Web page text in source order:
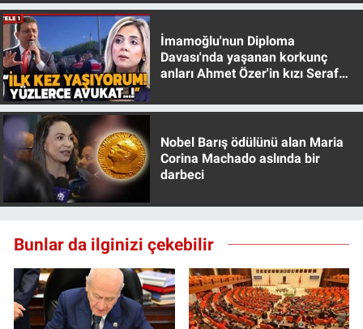
İmamoğlu'nun Diploma
Davası'nda yaşanan korkunç
anları Ahmet Özer'in kızı Seraf
Nobel Barış ödülünü alan Maria
Corina Machado aslında bir
darbeci
Bunlar da ilginizi çekebilir